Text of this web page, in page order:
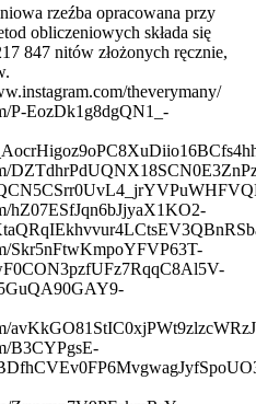
rzeźba opracowana przy
obliczeniowych składa się
847 nitów złożonych ręcznie,
theverymany/
P-EozDk1g8dgQN1_-
hZ07ESfJqn6bJjyaX1KO2-
Skr5nFtwKmpoYFVP63T-
B3CYPgsE-